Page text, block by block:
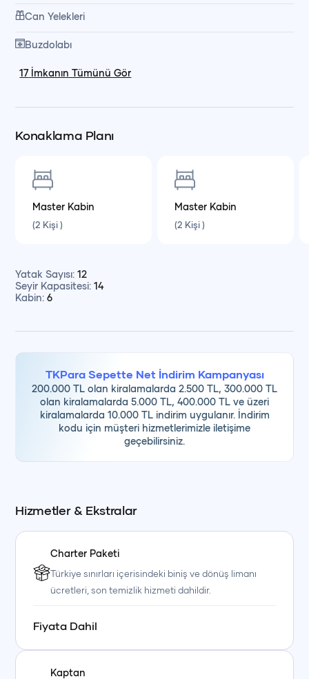
Can Yelekleri
Buzdolabı
17 İmkanın Tümünü Gör
Konaklama Planı
Master Kabin
(2 Kişi)
Master Kabin
(2 Kişi)
Yatak Sayısı: 12
Seyir Kapasitesi: 14
Kabin: 6
TKPara Sepette Net İndirim Kampanyası
200.000 TL olan kiralamalarda 2.500 TL, 300.000 TL
olan kiralamalarda 5.000 TL, 400.000 TL ve üzeri
kiralamalarda 10.000 TL indirim uygulanır. İndirim
kodu için müşteri hizmetlerimizle iletişime
geçebilirsiniz.
Hizmetler & Ekstralar
Charter Paketi
Türkiye sınırları içerisindeki biniş ve dönüş limanı
ücretleri, son temizlik hizmeti dahildir.
Fiyata Dahil
Kaptan